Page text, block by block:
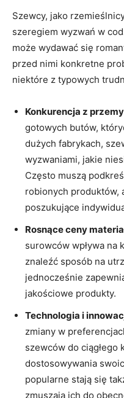
Szewcy, jako
szeregiem wyzwań w
może wydawać się
przed nimi konkretne
niektóre z typowych
Konkurencja z
gotowych butów,
dużych fabrykach,
wyzwaniami, jakie
Często muszą
robionych produktów,
poszukujące
Rosnące ceny
surowców wpływa na
znaleźć sposób na
jednocześnie
jakościowe produkty.
Technologia i
zmiany w
szewców do ciągłego
dostosowywania
popularne stają się
zmuszają ich do